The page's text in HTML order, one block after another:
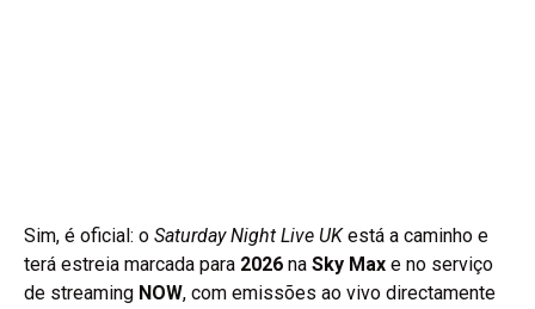
Sim, é oficial: o Saturday Night Live UKestá a caminho e
terá estreia marcada para 2026 na Sky Max e no serviço
de streaming NOW, com emissões ao vivo directamente